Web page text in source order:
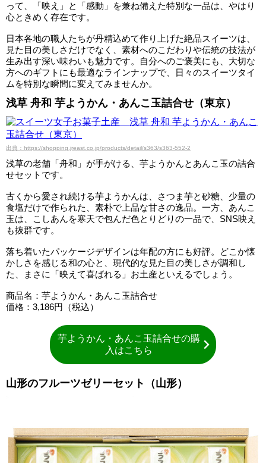
って、「映え」と「感動」を兼ね備えた特別な一品は、やはり
心ときめく存在です。
日本各地の職人たちが丹精込めて作り上げた絶品スイーツは、
見た目の美しさだけでなく、素材へのこだわりや伝統の技法が
生み出す深い味わいも魅力です。自分へのご褒美にも、大切な
方へのギフトにも最適なラインナップで、日々のスイーツタイ
ムを特別な瞬間に変えてみませんか。
浅草 舟和 芋ようかん・あんこ玉詰合せ（東京）
出典：https://shopping.jreast.co.jp/products/detail/s363/s363-552-2
浅草の老舗「舟和」が手がける、芋ようかんとあんこ玉の詰合
せセットです。
古くから愛され続ける芋ようかんは、さつま芋と砂糖、少量の
食塩だけで作られた、素朴で上品な甘さの逸品。一方、あんこ
玉は、こしあんを寒天で包んだ色とりどりの一品で、SNS映え
も抜群です。
落ち着いたパッケージデザインは年配の方にも好評。どこか懐
かしさを感じる和の心と、現代的な見た目の美しさが調和し
た、まさに「映えて喜ばれる」お土産といえるでしょう。
商品名：芋ようかん・あんこ玉詰合せ
価格：3,186円（税込）
芋ようかん・あんこ玉詰合せの購
入はこちら
山形のフルーツゼリーセット（山形）